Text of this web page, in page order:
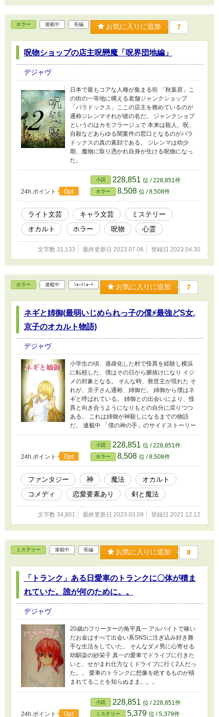
ホラー 連載中 長編 お気に入りに追加 7
呪物ショップの店主呪戀魔「呪界団地編」
デジャヴ
日本で最もコアな人種が集まる街 「秋葉原」こ
の街の一等地に構える老舗ジャンクショップ
「パラドックス」ここの店主を務めているのが
通称ジレンマそれが彼の名だ。 ジャンクショプ
というのはカモフラージュで 本来は殺人、呪、
自殺などあらゆる闇案件の窓口となるのがパラ
ドックスの真の素顔である。 ジレンマは幼少
期、魔物に取り憑かれ自身が生ける呪物になっ
た。
24h.ポイント 0pt
小説 228,851 位 / 228,851件
ホラー 8,508 位 / 8,508件
ライト文芸 キャラ文芸
ミステリー
オカルト
ホラー 呪物 心霊
文字数 31,133 最終更新日 2023.07.06 登録日 2023.04.30
ホラー 連載中 ｼｮｰﾄｼｮｰﾄ お気に入りに追加 7
ネギと姉御(最弱いじめられっ子の僕⚡️最強どS女.
京子のオカルト物語)
デジャヴ
小学生の頃、過疎化した村で怪異を経験し横浜
に転校した、僕はその日から腑抜けになり イジ
メの対象となる。 そんな時、救世主が現れた そ
れが、京子さん通称、姉御だ。 姉御から僕はネ
ギと呼ばれている。 姉御との出会いにより、怪
異と向き合うようになりもとの自分に戻りつつ
ある。 これは姉御が神殺しになるまでの物語
だ。 連載中 「僕の神の手」のサイドストーリー
24h.ポイント 0pt
小説 228,851 位 / 228,851件
ホラー 8,508 位 / 8,508件
ファンタジー 神 魔法
オカルト
コメディ
恋愛要素あり 剣と魔法
文字数 34,801 最終更新日 2023.03.09 登録日 2021.12.12
ミステリー 連載中 長編 お気に入りに追加 8
「トランク」ある日愛車のトランクに〇体が積ま
れていた。誰が何のために。。
デジャヴ
20歳のフリーターの角平真一 アルバイトで稼い
だお金はすべて出会い系SNSに注ぎ込み好き勝
手な生活をしていた。 そんなダメ男に心寄せる
幼馴染の紗栄子 真一の愛車でドライブに行きた
いと、せがまれ仕方なくドライブに行く2人だっ
た。。 愛車のトランクに想像を絶するものが積
まれてることを知らぬまま。。。
24h.ポイント 0pt
小説 228,851 位 / 228,851件
ミステリー 5,379 位 / 5,379件